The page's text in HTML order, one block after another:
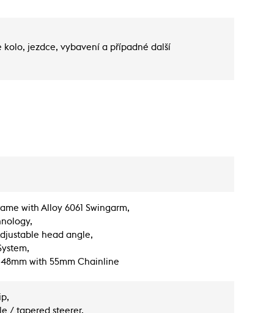
kolo, jezdce, vybavení a případné další
with Alloy 6061 Swingarm,
head angle,
with 55mm Chainline
/ tapered steerer,